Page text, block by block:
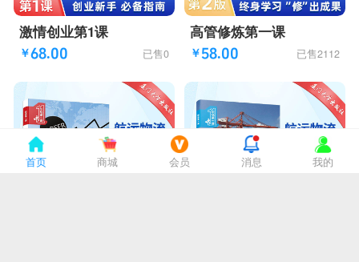
首页 商城 会员 消息 我的
激情创业第1课
￥68.00 已售0
高管修炼第一课
￥ 58.00 已售2112